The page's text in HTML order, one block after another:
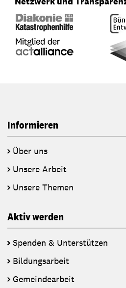
Informieren
Über uns
Unsere Arbeit
Unsere Themen
Aktiv werden
Spenden & Unterstützen
Bildungsarbeit
Gemeindearbeit